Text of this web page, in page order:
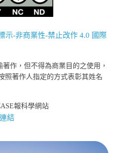
示-非商業性-禁止改作 4.0 國際
作，但不得為商業目的之使用，
照著作人指定的方式表彰其姓名
報科學網站
結